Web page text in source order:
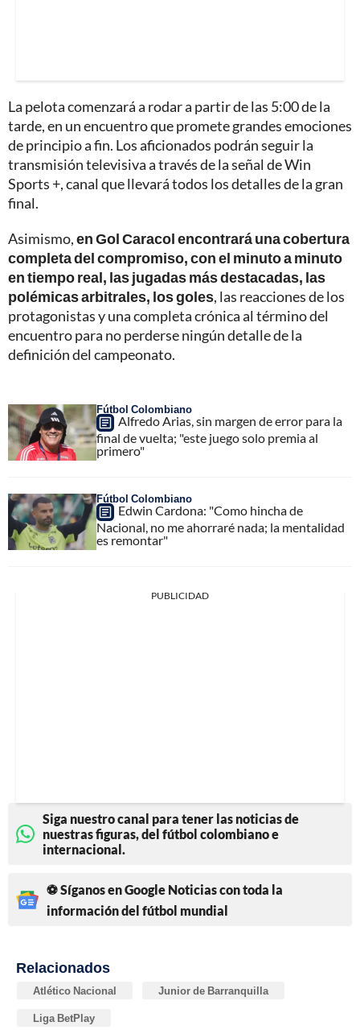
La pelota comenzará a rodar a partir de las 5:00 de la
tarde, en un encuentro que promete grandes emociones
de principio a fin. Los aficionados podrán seguir la
transmisión televisiva a través de la señal de Win
Sports +, canal que llevará todos los detalles de la gran
final.
Asimismo,en Gol Caracol encontrará una cobertura
completa del compromiso, con el minuto a minuto
en tiempo real, las jugadas más destacadas, las
polémicas arbitrales, los goles, las reacciones de los
protagonistas y una completa crónica al término del
encuentro para no perderse ningún detalle de la
definición del campeonato.
Fútbol Colombiano
Alfredo Arias, sin margen de error para la
final de vuelta; "este juego solo premia al
primero"
Fútbol Colombiano
Edwin Cardona: "Como hincha de
Nacional, no me ahorraré nada; la mentalidad
es remontar"
PUBLICIDAD
Siga nuestro canal para tener las noticias de
nuestras figuras, del fútbol colombiano e
internacional.
⚽ Síganos en Google Noticias con toda la
información del fútbol mundial
Relacionados
Atlético Nacional Junior de Barranquilla
Liga BetPlay